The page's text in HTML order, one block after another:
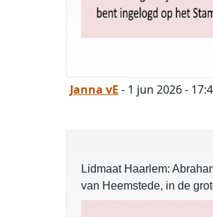
Janna vE - 1 jun 2026 -
Lidmaat Haarlem:
van Heemstede, in de